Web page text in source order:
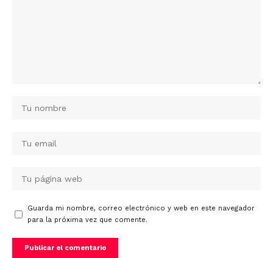
Guarda mi nombre, correo electrónico y web en este navegador
para la próxima vez que comente.